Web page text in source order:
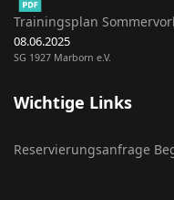
Trainingsplan
08.06.2025
SG 1927 Marborn e.V.
Wichtige Links
Reservierungsanfrage